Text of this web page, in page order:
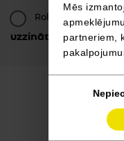
Mēs
partneriem,
Roland-Garros
uzzināt vairāk